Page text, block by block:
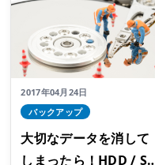
2017年04月24日
バックアップ
大切なデータを消して
しまったら！HDD / SS